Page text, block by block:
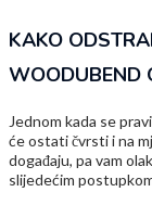
KAKO
WOODUBEND
Jednom kada se
će ostati čvrsti i na
događaju, pa vam
slijedećim